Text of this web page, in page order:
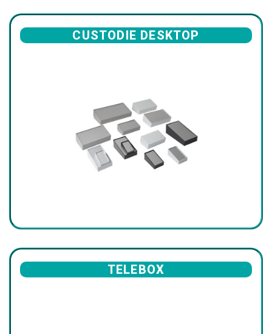
CUSTODIE DESKTOP
TELEBOX